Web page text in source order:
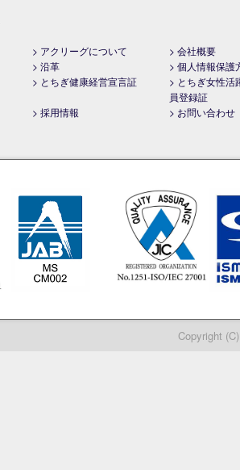
> アクリーグについて
> 会社概要
> 沿革
> 個人情報保護
> とちぎ健康経営宣言証
> とちぎ女性活
員登録証
> 採用情報 > お問い合わせ
Copyright